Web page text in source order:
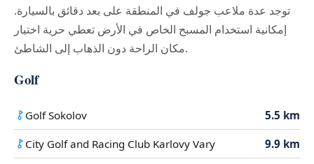
توجد عدة ملاعب جولف في المنطقة على بعد دقائق بالسيارة.
إمكانية استخدام المسبح الخاص في الأرض تعطي حرية اختيار
مكان الراحة دون الذهاب إلى الشاطئ.
Golf
Golf Sokolov 5.5 km
City Golf and Racing Club Karlovy Vary 9.9 km